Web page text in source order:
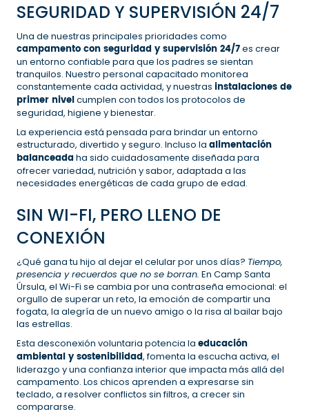
SEGURIDAD Y SUPERVISIÓN 24/7
Una de nuestras principales prioridades como
campamento con seguridad y supervisión 24/7es crear
un entorno confiable para que los padres se sientan
tranquilos. Nuestro personal capacitado monitorea
constantemente cada actividad, y nuestras instalaciones de
primer nivelcumplen con todos los protocolos de
seguridad, higiene y bienestar.
La experiencia está pensada para brindar un entorno
estructurado, divertido y seguro. Incluso la alimentación
balanceadaha sido cuidadosamente diseñada para
ofrecer variedad, nutrición y sabor, adaptada a las
necesidades energéticas de cada grupo de edad.
SIN WI-FI, PERO LLENO DE
CONEXIÓN
¿Qué gana tu hijo al dejar el celular por unos días? Tiempo,
presencia y recuerdos que no se borran. En Camp Santa
Úrsula, el Wi-Fi se cambia por una contraseña emocional: el
orgullo de superar un reto, la emoción de compartir una
fogata, la alegría de un nuevo amigo o la risa al bailar bajo
las estrellas.
Esta desconexión voluntaria potencia la educación
ambiental y sostenibilidad, fomenta la escucha activa, el
liderazgo y una confianza interior que impacta más allá del
campamento. Los chicos aprenden a expresarse sin
teclado, a resolver conflictos sin filtros, a crecer sin
compararse.